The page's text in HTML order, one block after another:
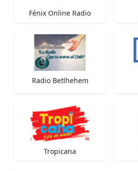
Fénix Online Radio
Radio Betlhehem
Tropicana